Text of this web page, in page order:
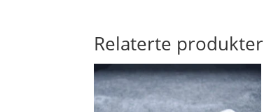
Relaterte produkter